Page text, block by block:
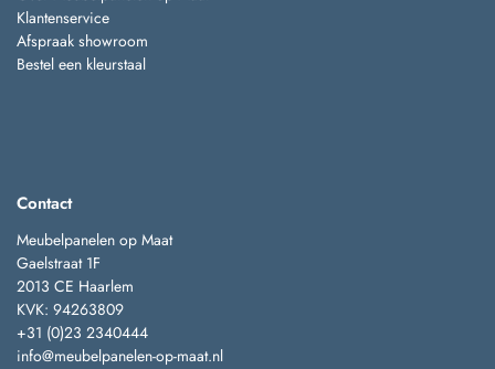
Klantenservice
Afspraak showroom
Bestel een kleurstaal
Contact
Meubelpanelen op Maat
Gaelstraat 1F
2013 CE Haarlem
KVK: 94263809
+31 (0)23 2340444
info@meubelpanelen-op-maat.nl